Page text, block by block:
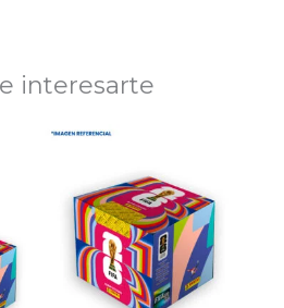
interesarte
AGOTADO